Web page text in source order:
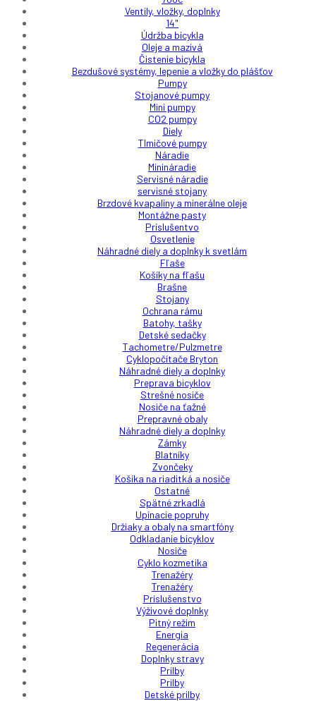
Ventily, vložky, doplnky
14"
Údržba bicykla
Oleje a mazivá
Čistenie bicykla
Bezdušové systémy, lepenie a vložky do plášťov
Pumpy
Stojanové pumpy
Mini pumpy
CO2 pumpy
Diely
Tlmičové pumpy
Náradie
Minináradie
Servisné náradie
servisné stojany
Brzdové kvapaliny a minerálne oleje
Montážne pasty
Príslušentvo
Osvetlenie
Náhradné diely a doplnky k svetlám
Fľaše
Košíky na fľašu
Brašne
Stojany
Ochrana rámu
Batohy, tašky
Detské sedačky
Tachometre/Pulzmetre
Cyklopočítače Bryton
Náhradné diely a doplnky
Preprava bicyklov
Strešné nosiče
Nosiče na ťažné
Prepravné obaly
Náhradné diely a doplnky
Zámky
Blatníky
Zvončeky
Košíka na riaditká a nosiče
Ostatné
Spätné zrkadlá
Upínacie popruhy
Držiaky a obaly na smartfóny
Odkladanie bicyklov
Nosiče
Cyklo kozmetika
Trenažéry
Trenažéry
Príslušenstvo
Výživové doplnky
Pitný režim
Energia
Regenerácia
Doplnky stravy
Prilby
Prilby
Detské prilby